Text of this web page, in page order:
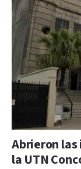
Abrieron las
la UTN